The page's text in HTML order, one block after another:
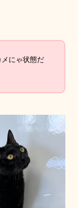
にゃ状態だ